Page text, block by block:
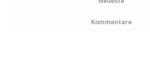
Kommentare